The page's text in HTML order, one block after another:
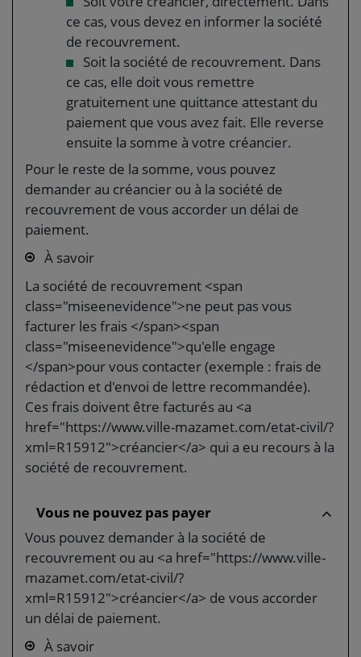
ce cas, vous devez en informer la société
de recouvrement.
Soit la société de recouvrement. Dans
ce cas, elle doit vous remettre
gratuitement une quittance attestant du
paiement que vous avez fait. Elle reverse
ensuite la somme à votre créancier.
Pour le reste de la somme, vous pouvez
demander au créancier ou à la société de
recouvrement de vous accorder un délai de
paiement.
À savoir
La société de recouvrement <span
class="miseenevidence">ne peut pas vous
facturer les frais </span><span
class="miseenevidence">qu'elle engage
</span>pour vous contacter (exemple : frais de
rédaction et d'envoi de lettre recommandée).
Ces frais doivent être facturés au <a
href="https://www.ville-mazamet.com/etat-civil/?
xml=R15912">créancier</a> qui a eu recours à la
société de recouvrement.
Vous ne pouvez pas payer
Vous pouvez demander à la société de
recouvrement ou au <a href="https://www.ville-
mazamet.com/etat-civil/?
xml=R15912">créancier</a> de vous accorder
un délai de paiement.
À savoir